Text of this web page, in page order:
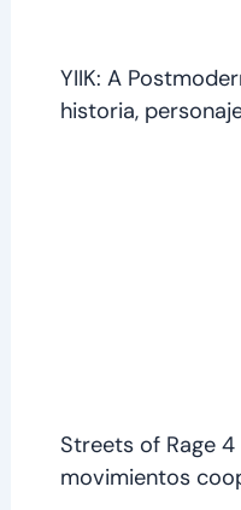
YIIK: A
historia,
Streets of Rage
movimientos